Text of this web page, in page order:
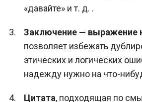
«давайте» и т. д. .
Заключение —
позволяет избежать
этических и логических
надежду нужно на что-
Цитата, подходящая по